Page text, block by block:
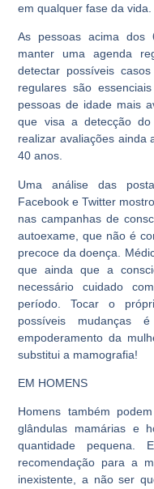
em qualquer fase da vida.
As pessoas acima dos
manter uma agenda
detectar possíveis
regulares são
pessoas de idade mais
que visa a detecção
realizar avaliações ainda
40 anos.
Uma análise das
Facebook e Twitter
nas campanhas de
autoexame,que não é
precoce da doença .
que ainda que a
necessário cuidado
período. Tocar o
possíveis mudanças
empoderamento da
substitui a mamografia!
EM HOMENS
Homens também
glândulas mamárias e
quantidade
recomendação para a
inexistente, a não ser